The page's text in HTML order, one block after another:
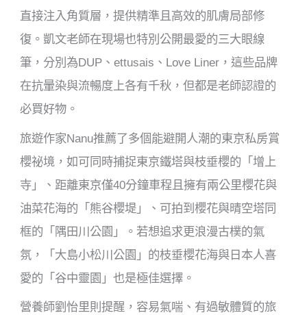
直接注入角質層，提供精準且高效的肌膚局部修
復。凱文老師在現場也特別公開最愛的三大眼線
筆，分別為DUP、ettusais、Love Liner，這些品牌
在抗暈染與流暢度上各有千秋，但都是老師認證的
必買好物。
旅遊作家Nanu推薦了多個能避開人潮的東京私房賞
櫻祕境，如可同時捕捉東京鐵塔與枝垂櫻的「增上
寺」、距離東京僅40分鐘車程且擁有兩公里櫻花與
油菜花海的「熊谷櫻堤」、可拍到櫻花與晴空塔同
框的「隅田川公園」。若想追求更浪漫古樸的氣
氛，「大島小松川公園」的枝垂櫻花海與日本人喜
愛的「谷中靈園」也是極佳選擇。
營養師劉怡里則提醒，容易氣喘、有過敏體質的旅